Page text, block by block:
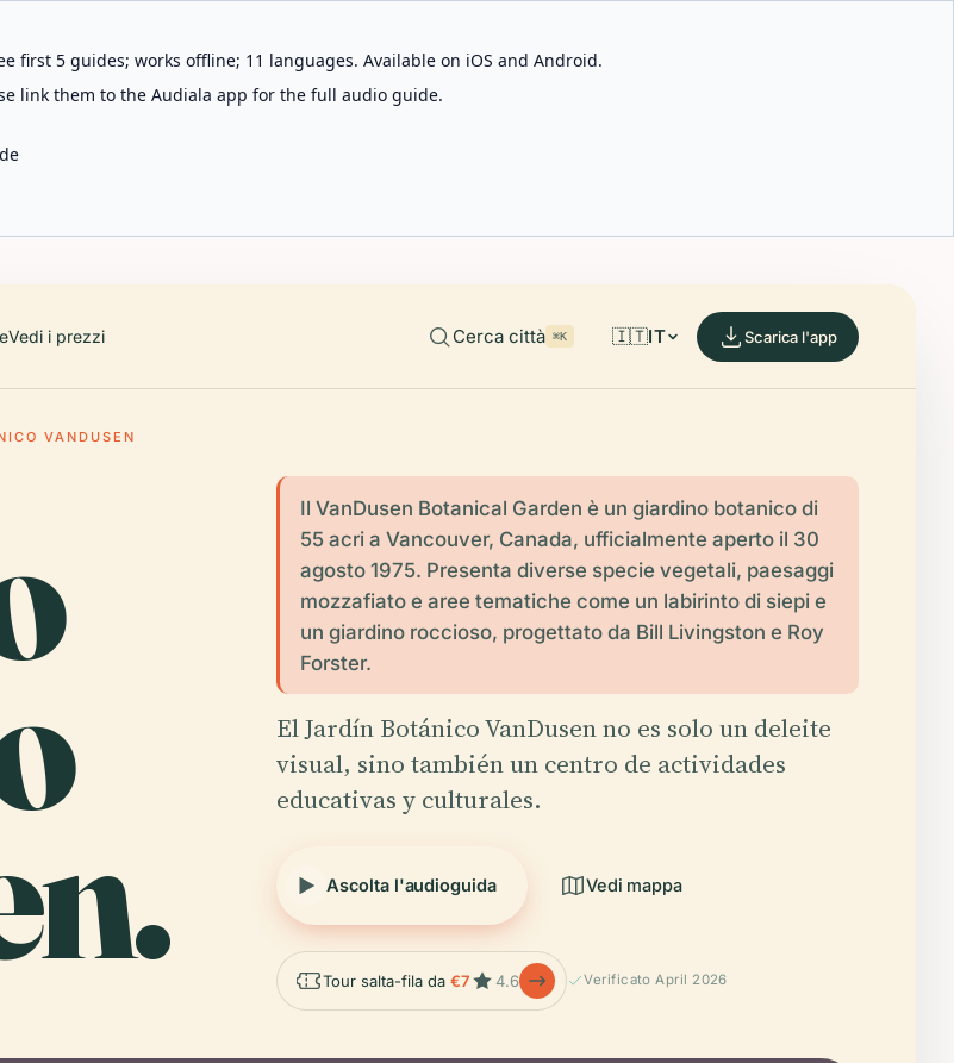
first 5 guides; works offline; 11 languages. Available on iOS and Android.
link them to the Audiala app for the full audio guide.
Vedi i prezzi Cerca città ⌘K 🇮🇹IT Scarica l'app
VANDUSEN
Il VanDusen Botanical Garden è un giardino botanico di
55 acri a Vancouver, Canada, ufficialmente aperto il 30
agosto 1975. Presenta diverse specie vegetali, paesaggi
mozzafiato e aree tematiche come un labirinto di siepi e
un giardino roccioso, progettato da Bill Livingston e Roy
Forster.
El Jardín Botánico VanDusen no es solo un deleite
visual, sino también un centro de actividades
educativas y culturales.
Ascolta l'audioguida Vedi mappa
Tour salta-fila da€7 4.6 Verificato April 2026